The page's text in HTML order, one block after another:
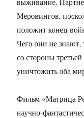
Меровингов,
положит конец
Чего они не знают,
со стороны
уничтожить оба
Фильм «Матрица
научно-